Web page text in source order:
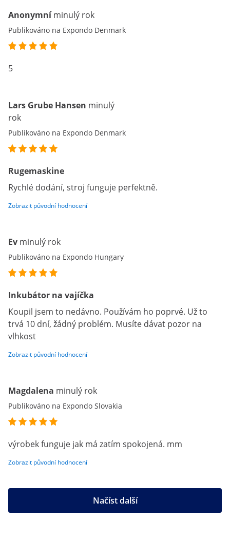
Anonymní minulý rok
Publikováno na Expondo Denmark
5
Lars Grube Hansen minulý
rok
Publikováno na Expondo Denmark
Rugemaskine
Rychlé dodání, stroj funguje perfektně.
Zobrazit původní hodnocení
Ev minulý rok
Publikováno na Expondo Hungary
Inkubátor na vajíčka
Koupil jsem to nedávno. Používám ho poprvé. Už to
trvá 10 dní, žádný problém. Musíte dávat pozor na
vlhkost
Zobrazit původní hodnocení
Magdalena minulý rok
Publikováno na Expondo Slovakia
výrobek funguje jak má zatím spokojená. mm
Zobrazit původní hodnocení
Načíst další